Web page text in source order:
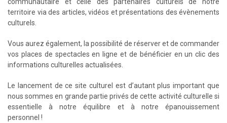
territoire via des articles, vidéos et présentations des évènements
culturels.
Vous aurez également, la possibilité de réserver et de commander
vos places de spectacles en ligne et de bénéficier en un clic des
informations culturelles actualisées.
Le lancement de ce site culturel est d’autant plus important que
nous sommes en grande partie privés de cette activité culturelle si
essentielle à notre équilibre et à notre épanouissement
personnel !